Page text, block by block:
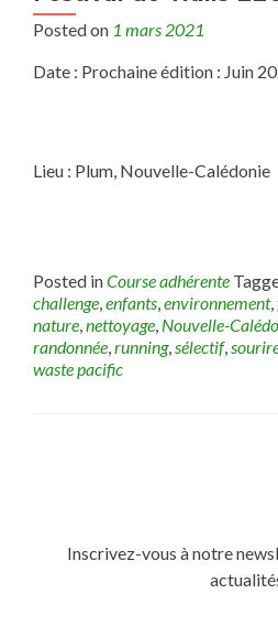
Posted on 1 mars 2021
Date : Prochaine édition : Juin
Lieu : Plum, Nouvelle-Calédonie
Posted inCourse adhérente
challenge,enfants,environnement,
nature,nettoyage, Nouvelle-
randonnée,running,sélectif,
waste pacific
Inscrivez-vous à notre